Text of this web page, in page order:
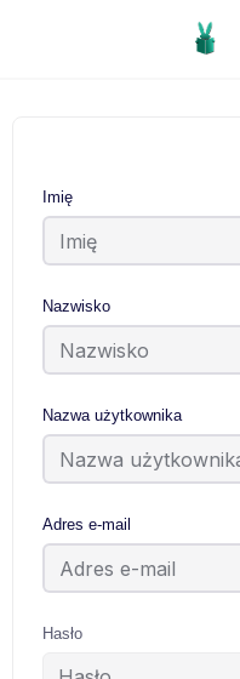
Imię
Nazwisko
Nazwa użytkownika
Adres e-mail
Hasło